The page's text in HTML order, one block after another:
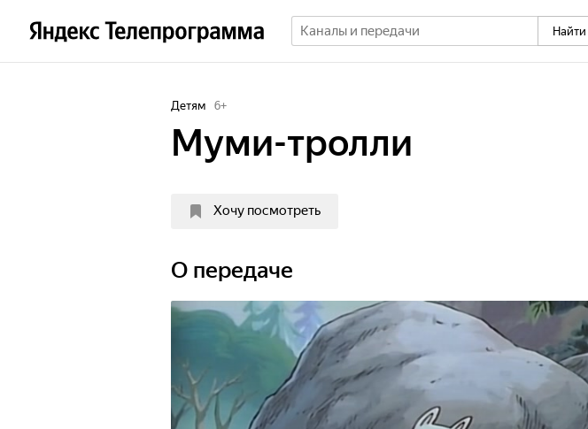
Найти
Детям 6+
Муми-тролли
Хочу посмотреть
О передаче